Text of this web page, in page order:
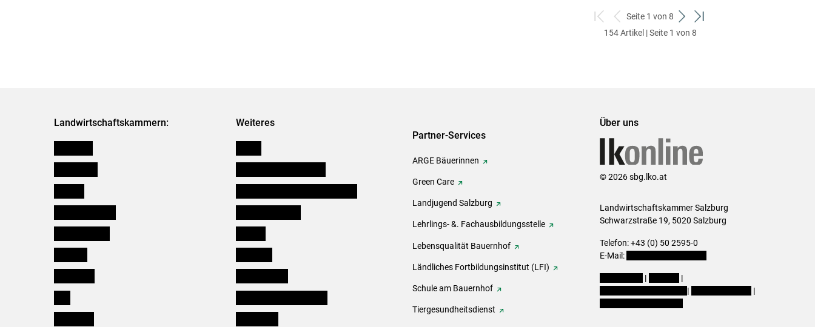
zum
ersten
zurück
zum
Seite 1 von 8
weiter
zum
zum
154 Artikel | Seite 1 von 8
Landwirtschaftskammern: Weiteres
Partner-Services
ARGE Bäuerinnen
Green Care
Landjugend Salzburg
Lehrlings- &. Fachausbildungsstelle
Lebensqualität Bauernhof
Ländliches Fortbildungsinstitut (LFI)
Schule am Bauernhof
Tiergesundheitsdienst
Über uns
© 2026 sbg.lko.at
Landwirtschaftskammer Salzburg
Schwarzstraße 19, 5020 Salzburg
Telefon: +43 (0) 50 2595-0
E-Mail:
|
|
|
|